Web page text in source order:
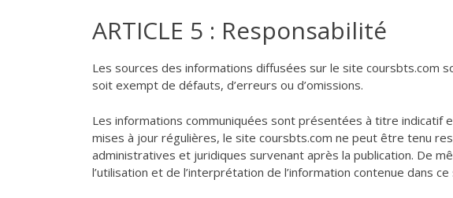
ARTICLE 5 : Responsabilité
Les sources des informations diffusées sur le site coursbts.com
soit exempt de défauts, d’erreurs ou d’omissions.
Les informations communiquées sont présentées à titre indicatif
mises à jour régulières, le site coursbts.com ne peut être tenu
administratives et juridiques survenant après la publication. De
l’utilisation et de l’interprétation de l’information contenue dans ce